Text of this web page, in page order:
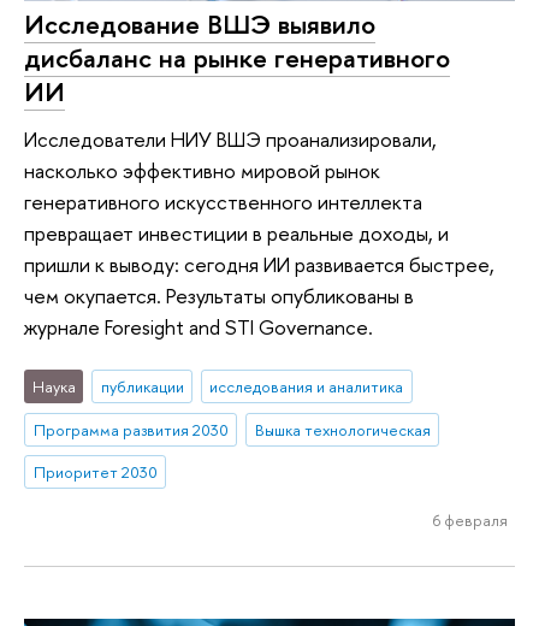
Исследование ВШЭ выявило
дисбаланс на рынке генеративного
ИИ
Исследователи НИУ ВШЭ проанализировали,
насколько эффективно мировой рынок
генеративного искусственного интеллекта
превращает инвестиции в реальные доходы, и
пришли к выводу: сегодня ИИ развивается быстрее,
чем окупается. Результаты опубликованы в
журнале Foresight and STI Governance.
Наука публикации
исследования и аналитика
Программа развития 2030
Вышка технологическая
Приоритет 2030
6 февраля